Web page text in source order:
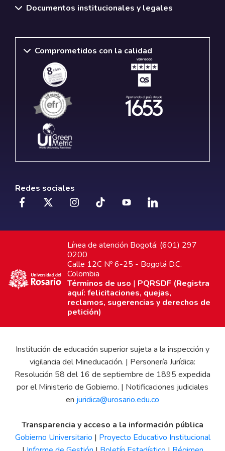
Documentos institucionales y legales
Comprometidos con la calidad
Redes sociales
Línea de atención Bogotá: (601) 297
0200
Calle 12C Nº 6-25 - Bogotá D.C.
Colombia
Términos de uso | PQRSDF (Registra
aquí: felicitaciones, quejas,
reclamos, sugerencias y derechos de
petición)
Institución de educación superior sujeta a la inspección y
vigilancia del Mineducación. | Personería Jurídica:
Resolución 58 del 16 de septiembre de 1895 expedida
por el Ministerio de Gobierno. | Notificaciones judiciales
en juridica@urosario.edu.co
Transparencia y acceso a la información pública
Gobierno Universitario | Proyecto Educativo Institucional